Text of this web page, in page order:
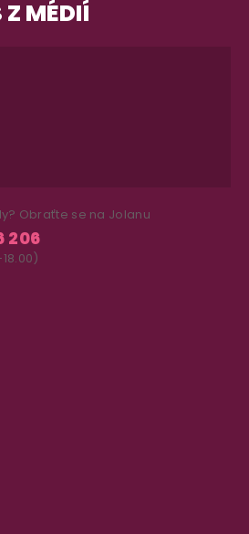
Z MÉDIÍ
Obraťte se na Jolanu
206